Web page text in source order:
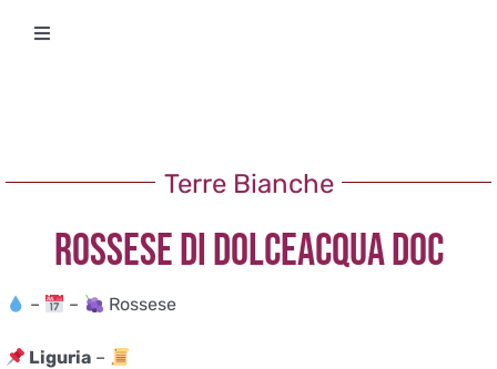
Toggle
Corsi
Regala un’esperienza
Terre Bianche
ROSSESE DI DOLCEACQUA DOC
– – Rossese
Liguria –